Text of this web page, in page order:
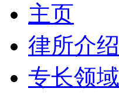
主页
律所介绍
专长领域